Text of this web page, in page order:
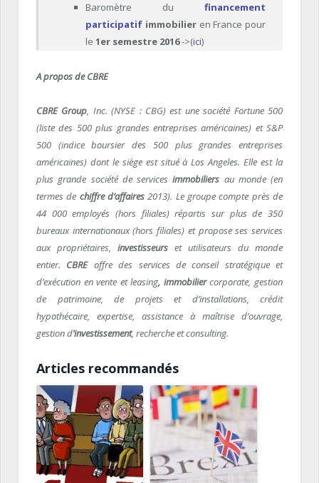
Baromètre du financement
participatif immobilieren France pour
le1er semestre 2016->(ici)
A propos de CBRE
CBRE Group, Inc. (NYSE : CBG) est une société Fortune 500
(liste des 500 plus grandes entreprises américaines) et S&P
500 (indice boursier des 500 plus grandes entreprises
américaines) dont le siège est situé à Los Angeles. Elle est la
plus grande société de servicesimmobiliers au monde (en
termes de chiffre d’affaires 2013). Le groupe compte près de
44 000 employés (hors filiales) répartis sur plus de 350
bureaux internationaux (hors filiales) et propose ses services
aux propriétaires, investisseurs et utilisateurs du monde
entier. CBREoffre des services de conseil stratégique et
d’exécution en vente et leasing, immobiliercorporate, gestion
de patrimoine, de projets et d’installations, crédit
hypothécaire, expertise, assistance à maîtrise d’ouvrage,
gestion d’investissement, recherche et consulting.
Articles recommandés